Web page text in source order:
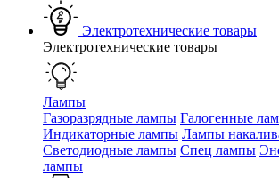
Электротехнические товары
Электротехнические товары
Лампы
Газоразрядные лампы Галогенные
Индикаторные лампы Лампы
Светодиодные лампы Спец лампы
лампы